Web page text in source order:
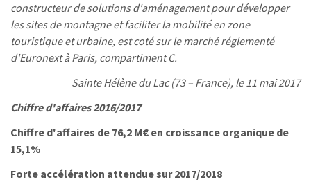
constructeur de solutions d'aménagement pour développer
les sites de montagne et faciliter la mobilité en zone
touristique et urbaine, est coté sur le marché réglementé
d'Euronext à Paris, compartiment C.
Sainte Hélène du Lac (73 – France), le 11 mai 2017
Chiffre d'affaires 2016/2017
Chiffre d'affaires de 76,2 M€ en croissance organique de
15,1%
Forte accélération attendue sur 2017/2018